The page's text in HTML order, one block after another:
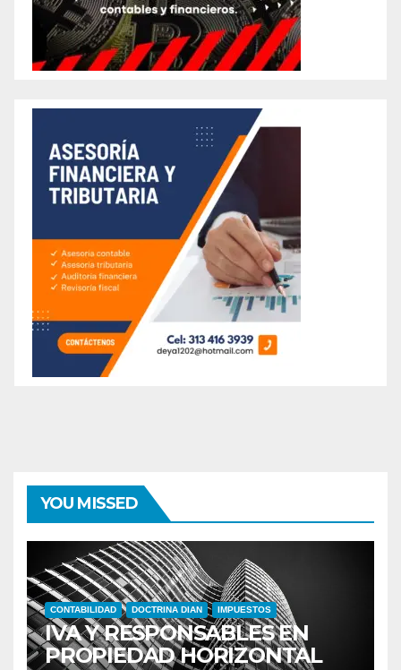
YOU MISSED
CONTABILIDAD DOCTRINA DIAN IMPUESTOS
IVA Y RESPONSABLES EN
PROPIEDAD HORIZONTAL